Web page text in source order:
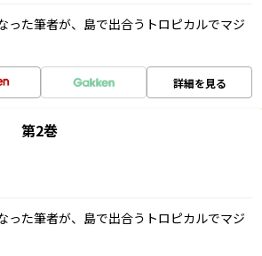
った筆者が、島で出合うトロピカルでマジ
詳細を見る
第2巻
った筆者が、島で出合うトロピカルでマジ